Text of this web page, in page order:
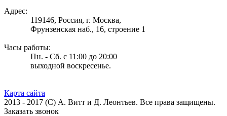
Адрес:
119146, Россия, г. Москва,
Фрунзенская наб., 16, строение 1
Часы работы:
Пн. - Сб. с 11:00 до 20:00
выходной воскресенье.
Карта сайта
2013 - 2017 (С) А. Витт и Д. Леонтьев. Все права защищены.
Заказать звонок